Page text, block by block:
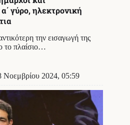
γύρο, ηλεκτρονική
την εισαγωγή της
το πλαίσιο…
Νοεμβρίου 2024, 05:59